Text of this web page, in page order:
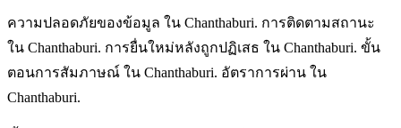
ความปลอดภัยของข้อมูล ใน Chanthaburi. การติดตามสถานะ
ใน Chanthaburi. การยื่นใหม่หลังถูกปฏิเสธ ใน Chanthaburi. ขั้น
ตอนการสัมภาษณ์ ใน Chanthaburi. อัตราการผ่าน ใน
Chanthaburi.